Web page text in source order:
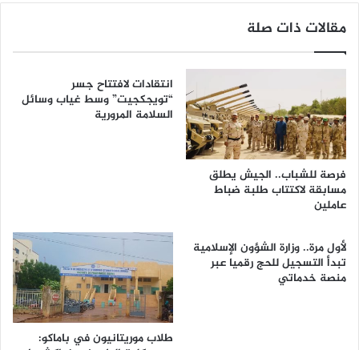
مقالات ذات صلة
فرصة للشباب.. الجيش يطلق
مسابقة لاكتتاب طلبة ضباط
عاملين
انتقادات لافتتاح جسر
“تويجكجيت” وسط غياب وسائل
السلامة المرورية
لأول مرة.. وزارة الشؤون الإسلامية
تبدأ التسجيل للحج رقميا عبر
منصة خدماتي
طلاب موريتانيون في باماكو: